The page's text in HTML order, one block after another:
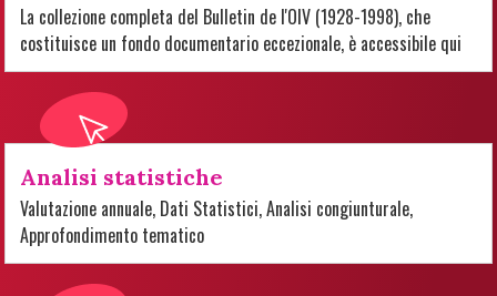
La collezione completa del Bulletin de l'OIV (1928-1998), che
costituisce un fondo documentario eccezionale, è accessibile qui
Analisi statistiche
Valutazione annuale, Dati Statistici, Analisi congiunturale,
Approfondimento tematico